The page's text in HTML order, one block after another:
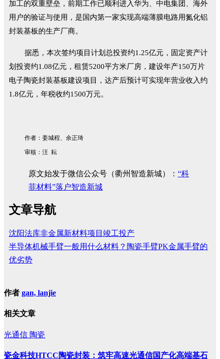
加工的双重壁垒，前期工作已顺利进入华为、中电集团、海外
用户的验证与使用，是国内第一家实现高端薄膜电路用氮化铝
封装基板的生产厂商。
据悉，本次签约项目计划总投资约1.25亿元，固定资产计
划投资约1.08亿元，租赁5200平方米厂房，建设年产150万片
电子陶瓷封装基板建设项目，达产后预计可实现年营业收入约
1.8亿元，年税收约1500万元。
作者：姜城程、余正琦
审核：汪 耘
原文始发于微信公众号（衢州智造新城）： “科
菲材料”落户智造新城
文章导航
沈阳法库非金属新材料项目竣工投产
半导体机械手臂一般用什么材料？陶瓷手臂PK金属手臂的
优劣势
作者 gan, lanjie
相关文章
光通信 陶瓷
瓷金科技HTCC陶瓷封装：筑牢高速光通信国产化高端基石